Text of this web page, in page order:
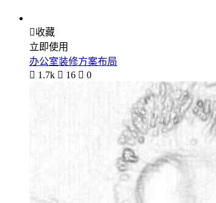
收藏
立即使用
办公室装修方案布局
 1.7k  16  0